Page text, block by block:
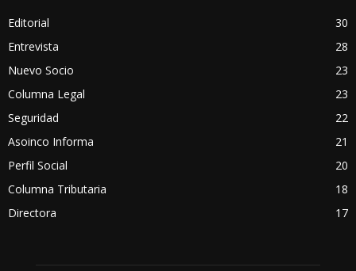
Editorial
30
Entrevista
28
Nuevo Socio
23
Columna Legal
23
Seguridad
22
Asoinco Informa
21
Perfil Social
20
Columna Tributaria
18
Directora
17